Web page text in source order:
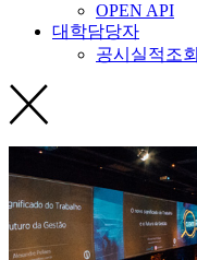
OPEN API
대학담당자
공시실적조회